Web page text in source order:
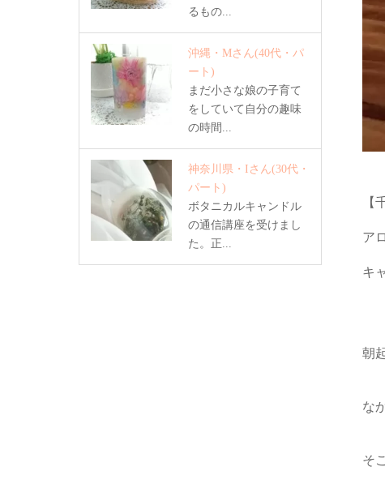
【
ア
キ
朝
な
そ
るもの...
沖縄・Mさん(40代・パ
ート)
まだ小さな娘の子育て
をしていて自分の趣味
の時間...
神奈川県・Iさん(30代・
パート)
ボタニカルキャンドル
の通信講座を受けまし
た。正...